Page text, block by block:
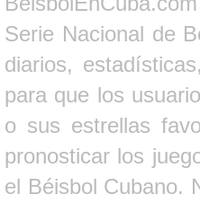
Serie Nacional de
diarios,
para que los
o sus estrellas
pronosticar los
el Béisbol Cubano.